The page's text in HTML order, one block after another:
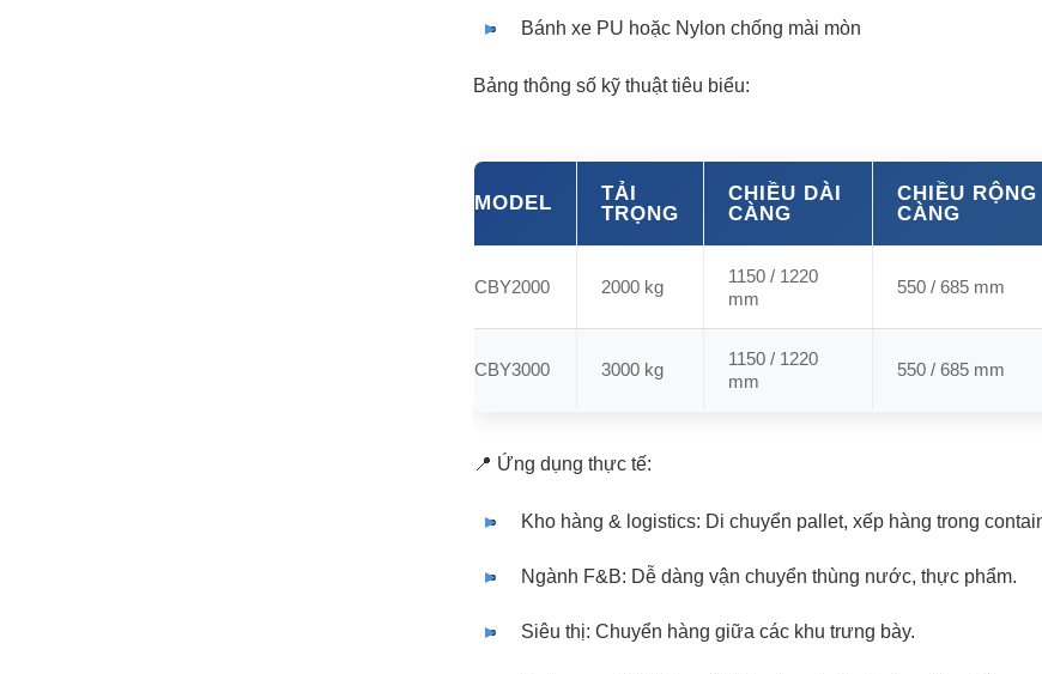
Bánh xe PU hoặc Nylon chống mài mòn
Bảng thông số kỹ thuật tiêu biểu:
MODEL
TẢI
TRỌNG
CHIỀU DÀI
CÀNG
CHIỀU RỘNG
CÀNG
CBY2000 2000 kg
1150 / 1220
mm
550 / 685 mm
CBY3000 3000 kg
1150 / 1220
mm
550 / 685 mm
📍 Ứng dụng thực tế:
Kho hàng & logistics: Di chuyển pallet, xếp hàng trong
Ngành F&B: Dễ dàng vận chuyển thùng nước, thực phẩm.
Siêu thị: Chuyển hàng giữa các khu trưng bày.